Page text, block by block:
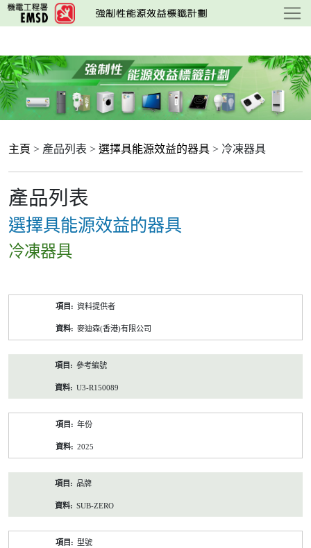
跳
至
要
內
容
主頁 > 產品列表 > 選擇具能源效益的器具 > 冷凍器具
產品列表
選擇具能源效益的器具
冷凍器具
資料提供者
麥迪森(香港)有限公司
參考編號
U3-R150089
年份
2025
品牌
SUB-ZERO
型號